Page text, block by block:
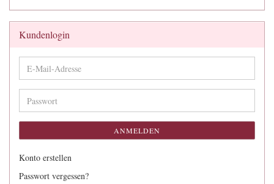
Kundenlogin
E-
Mail-
Adresse
Passwort
ANMELDEN
Konto erstellen
Passwort vergessen?